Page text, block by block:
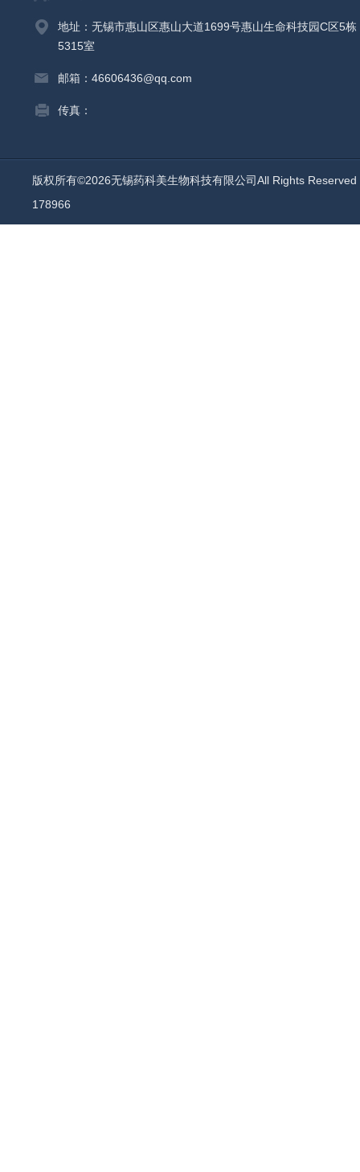
地址：无锡市惠山区惠山大道1699号惠山生命科技园C区5栋
5315室
邮箱：46606436@qq.com
传真：
版权所有©2026无锡药科美生物科技有限公司All Rights
178966